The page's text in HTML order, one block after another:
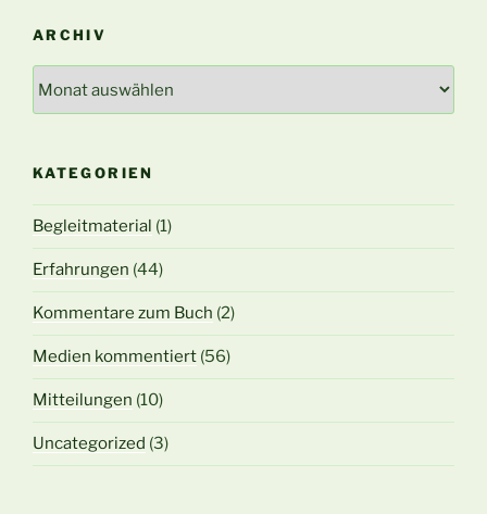
ARCHIV
KATEGORIEN
Begleitmaterial (1)
Erfahrungen (44)
Kommentare zum Buch (2)
Medien kommentiert (56)
Mitteilungen (10)
Uncategorized (3)